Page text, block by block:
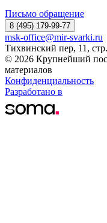
Письмо обращение
8 (495) 179-99-77
msk-office@mir-svarki.ru
Тихвинский пер, 11,
© 2026 Крупнейший
материалов
Конфиденциальность
Разработано в